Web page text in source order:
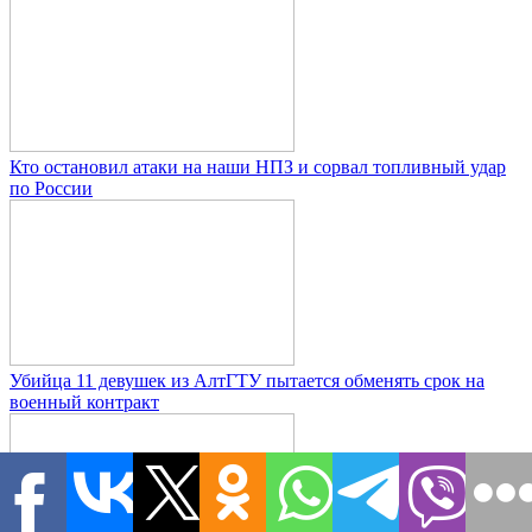
Кто остановил атаки на наши НПЗ и сорвал топливный удар
по России
Убийца 11 девушек из АлтГТУ пытается обменять срок на
военный контракт